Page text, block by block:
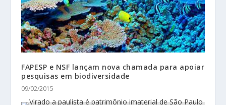
FAPESP e NSF lançam nova chamada para apoiar
pesquisas em biodiversidade
09/02/2015